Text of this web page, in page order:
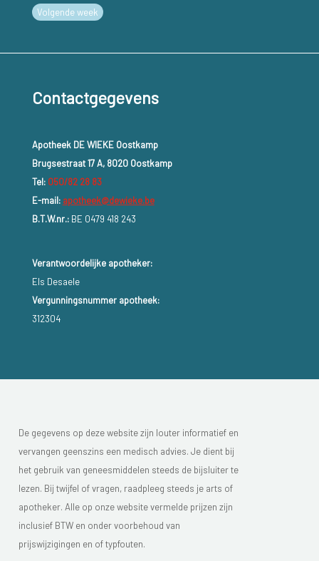
Volgende week
Contactgegevens
Apotheek DE WIEKE Oostkamp
Brugsestraat 17 A, 8020 Oostkamp
Tel: 050/82 28 83
E-mail: apotheek@dewieke.be
B.T.W.nr.:BE 0479 418 243
Verantwoordelijke apotheker:
Els Desaele
Vergunningsnummer apotheek:
312304
De gegevens op deze website zijn louter informatief en
vervangen geenszins een medisch advies. Je dient bij
het gebruik van geneesmiddelen steeds de bijsluiter te
lezen. Bij twijfel of vragen, raadpleeg steeds je arts of
apotheker. Alle op onze website vermelde prijzen zijn
inclusief BTW en onder voorbehoud van
prijswijzigingen en of typfouten.